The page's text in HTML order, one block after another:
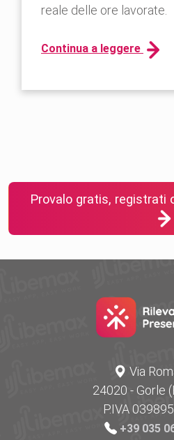
reale delle ore lavorate.
Continua a leggere
Provalo gratis, registrati
Via
24020 - Gorle
P.IVA
+39 035